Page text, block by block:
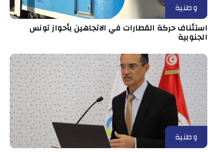
وطنية
استئناف حركة القطارات في الاتجاهين بأحواز تونس
الجنوبية
وطنية